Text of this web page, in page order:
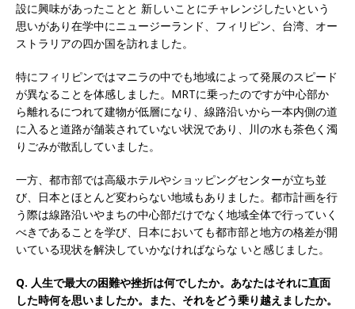
グループ企業 ｜ 日本トップレベルの企業へ幅広
いコンサルを行う ｜ スタートアップの成長性×
大手グループとしての安定性バツグン ｜ 年収
500万スタート ｜ 土日祝休み ｜ 東京勤務 ｜ ク
オンツ・コンサルティング
体育会積極採用企
業
[ 2026年5月14日 ] 【 28卒 】 NTTドコモグルー
プと電通グループの傘下 ｜ 初任給40万 ｜ 人よ
り速く、高い成長を求める人には超魅力的な挑戦
始めたパイオニア企業 ｜ CARTA HOLDINGS
設に興味があったことと 新しいことにチャレンジしたいという
思いがあり在学中にニュージーランド、フィリピン、台湾、オー
ストラリアの四か国を訪れました。
特にフィリピンではマニラの中でも地域によって発展のスピード
が異なることを体感しました。MRTに乗ったのですが中心部か
ら離れるにつれて建物が低層になり、線路沿いから一本内側の道
に入ると道路が舗装されていない状況であり、川の水も茶色く濁
りごみが散乱していました。
一方、都市部では高級ホテルやショッピングセンターが立ち並
び、日本とほとんど変わらない地域もありました。都市計画を行
う際は線路沿いやまちの中心部だけでなく地域全体で行っていく
べきであることを学び、日本においても都市部と地方の格差が開
いている現状を解決していかなければならな いと感じました。
Q. 人生で最大の困難や挫折は何でしたか。あなたはそれに直面
した時何を思いましたか。また、それをどう乗り越えましたか。